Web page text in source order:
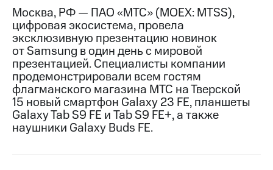
Контакты
Медиа-центр
Пресс-
релизы
МТС
о технологиях
Достижения
Интервью
Москва, РФ — ПАО «МТС» (MOEX: MTSS),
цифровая экосистема, провела
эксклюзивную презентацию новинок
от Samsung в один день с мировой
презентацией. Специалисты компании
продемонстрировали всем гостям
флагманского магазина МТС на Тверской
15 новый смартфон Galaxy 23 FE, планшеты
Galaxy Tab S9 FE и Tab S9 FE+, а также
наушники Galaxy Buds FE.